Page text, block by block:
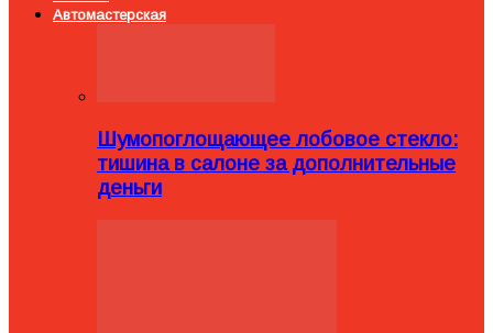
Автомастерская
Шумопоглощающее лобовое стекло:
тишина в салоне за дополнительные
деньги